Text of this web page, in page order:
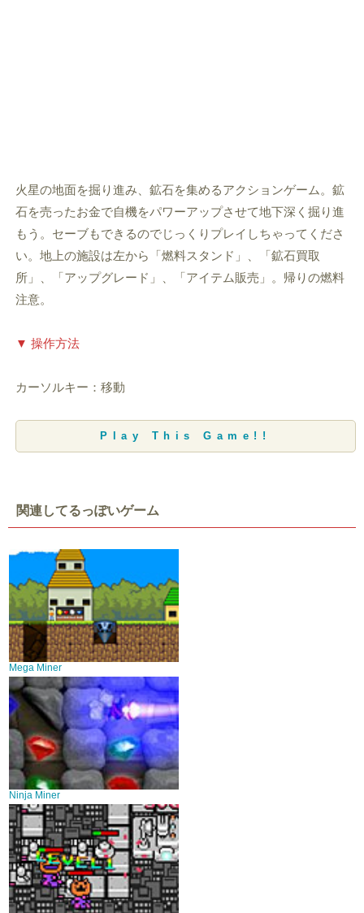
火星の地面を掘り進み、鉱石を集めるアクションゲーム。鉱
石を売ったお金で自機をパワーアップさせて地下深く掘り進
もう。セーブもできるのでじっくりプレイしちゃってくださ
い。地上の施設は左から「燃料スタンド」、「鉱石買取
所」、「アップグレード」、「アイテム販売」。帰りの燃料
注意。
▼ 操作方法
カーソルキー：移動
Play This Game!!
関連してるっぽいゲーム
Mega Miner
Ninja Miner